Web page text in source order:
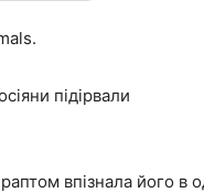
підірвали
впізнала його в